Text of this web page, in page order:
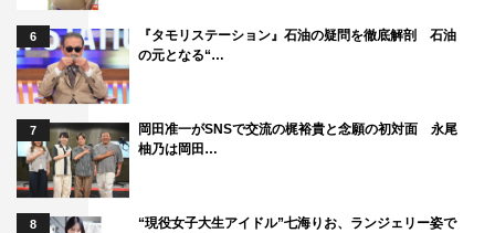
じゃないかな」
1 2 全文表示
6
『タモリステーション』石油の疑問を徹底解剖 石油
の元となる“…
7
岡田准一がSNSで交流の梶裕貴と念願の初対面 永尾
柚乃は岡田…
8
“現役女子大生アイドル”七海りお、ランジェリー姿で